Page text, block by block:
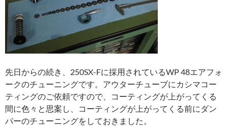
先日からの続き、250SX-Fに採用されているWP 48エアフォ
ークのチューニングです。アウターチューブにカシマコー
ティングのご依頼ですので、コーティングが上がってくる
間に色々と思案し、コーティングが上がってくる前にダン
パーのチューニングをしておきました。